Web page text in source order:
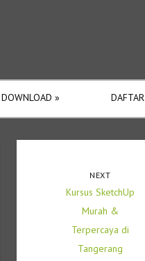
DOWNLOAD » DAFTAR
NEXT
Kursus SketchUp
Murah &
Terpercaya di
Tangerang